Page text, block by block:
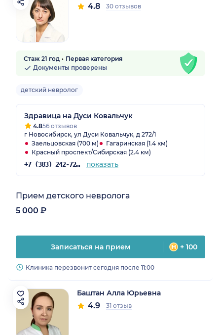
4.8 30 отзывов
Стаж 21 год
Первая категория
Документы проверены
детский невролог
Здравица на Дуси Ковальчук
4.856 отзывов
г Новосибирск, ул Дуси Ковальчук, д 272/1
Заельцовская (700 м)
Гагаринская (1.4 км)
Красный проспект/Сибирская (2.4 км)
+7 (383) 242-72-53 показать
Прием детского невролога
5 000 ₽
Записаться на прием + 100
Клиника перезвонит сегодня после 11:00
Баштан Алла Юрьевна
4.9 31 отзыв